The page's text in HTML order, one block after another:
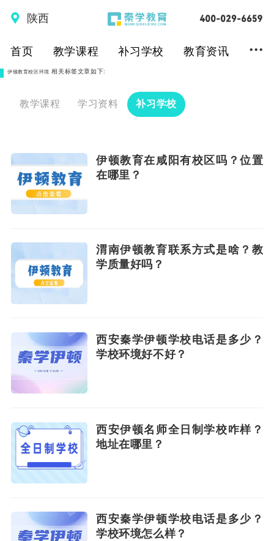
陕西
首页 教学课程 补习学校 教育资讯 ...
伊顿教育校区环境 相关标签文章如下:
教学课程 学习资料 补习学校
伊顿教育在咸阳有校区吗？位置
在哪里？
渭南伊顿教育联系方式是啥？教
学质量好吗？
西安秦学伊顿学校电话是多少？
学校环境好不好？
西安伊顿名师全日制学校咋样？
地址在哪里？
西安秦学伊顿学校电话是多少？
学校环境怎么样？